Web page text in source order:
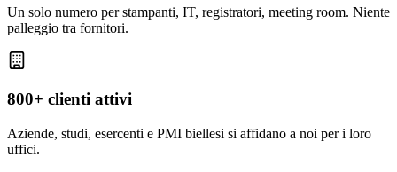
Un solo numero per stampanti, IT, registratori, meeting room. Niente
palleggio tra fornitori.
800+ clienti attivi
Aziende, studi, esercenti e PMI biellesi si affidano a noi per i loro
uffici.